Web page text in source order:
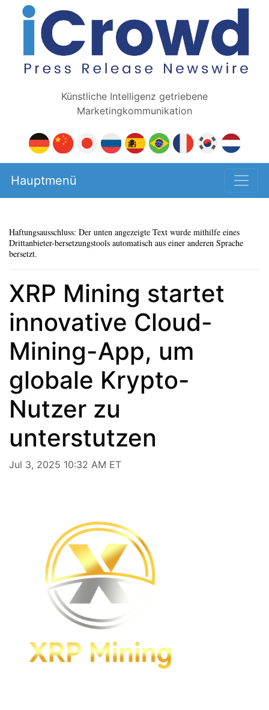
Künstliche Intelligenz getriebene
Marketingkommunikation
Hauptmenü
Haftungsausschluss: Der unten angezeigte Text wurde mithilfe eines
Drittanbieter-bersetzungstools automatisch aus einer anderen Sprache
bersetzt.
XRP Mining startet
innovative Cloud-
Mining-App, um
globale Krypto-
Nutzer zu
unterstutzen
Jul 3, 2025 10:32 AM ET